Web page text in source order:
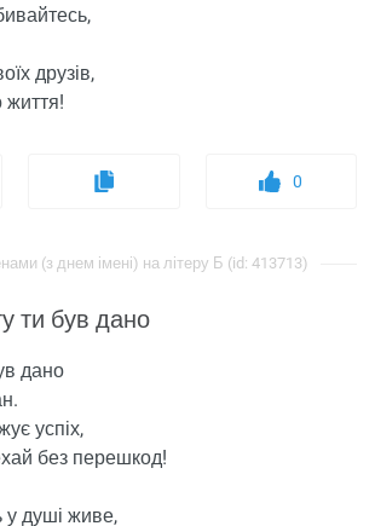
друзів,
життя!
0
(з днем ​​імені) на літеру Б (id: 413713)
ти був дано
дано
успіх,
без перешкод!
у душі живе,